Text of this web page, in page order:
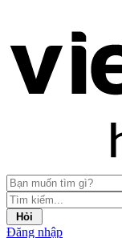
Hỏi
Đăng nhập